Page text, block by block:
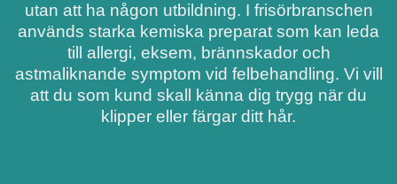
utan att ha någon utbildning. I frisörbranschen
används starka kemiska preparat som kan leda
till allergi, eksem, brännskador och
astmaliknande symptom vid felbehandling. Vi vill
att du som kund skall känna dig trygg när du
klipper eller färgar ditt hår.